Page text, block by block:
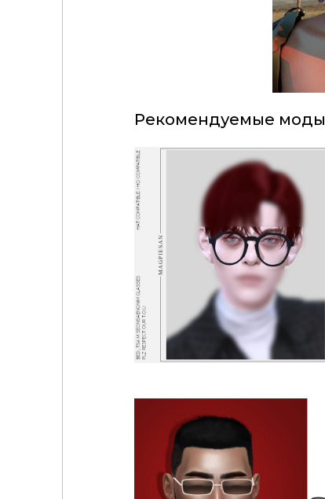
Рекомендуемые моды